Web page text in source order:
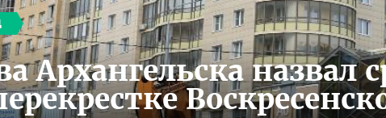
Архангельска